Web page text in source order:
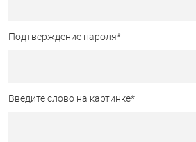
Подтверждение пароля*
Введите слово на картинке*